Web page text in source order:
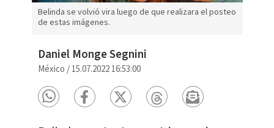
Belinda se volvió vira luego de que realizara el posteo
de estas imágenes.
Daniel Monge Segnini
México /15.07.2022 16:53:00